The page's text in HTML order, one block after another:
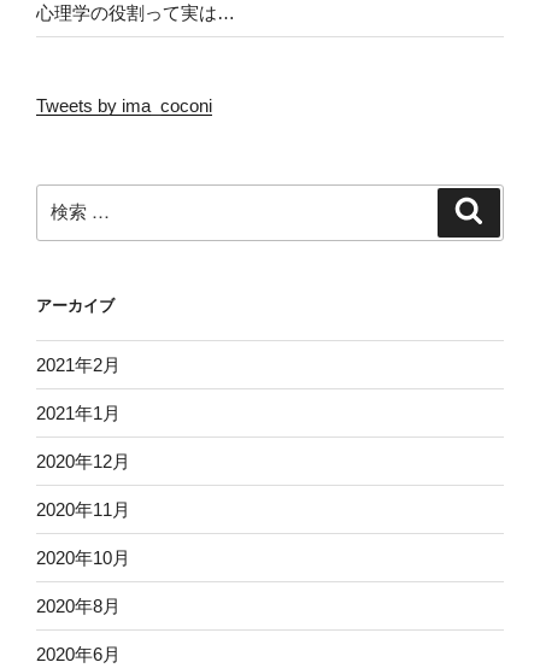
心理学の役割って実は…
Tweets by ima_coconi
検
索:
アーカイブ
2021年2月
2021年1月
2020年12月
2020年11月
2020年10月
2020年8月
2020年6月